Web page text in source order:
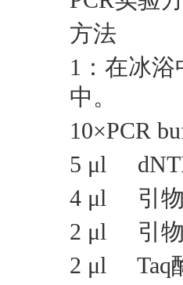
方法
1：在冰
中。
10×PCR
5 μl
4 μl 引物
2 μl 引物
2 μl Taq